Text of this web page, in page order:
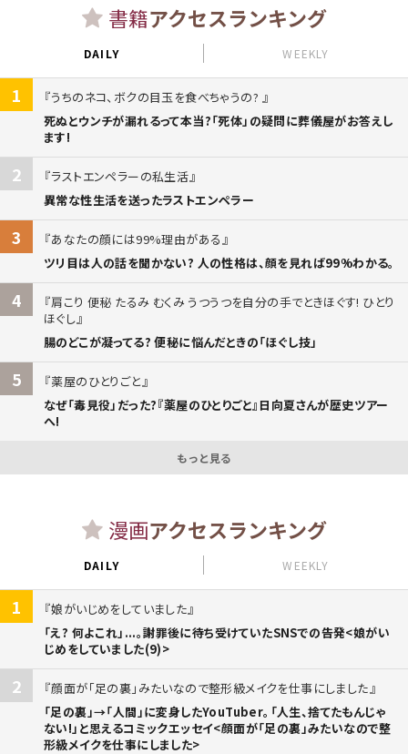
書籍アクセスランキング
DAILY WEEKLY
1
うちのネコ、ボクの目玉を食べちゃうの?
死ぬとウンチが漏れるって本当?「死体」の疑問に葬儀屋がお答えし
ます!
2
ラストエンペラーの私生活
異常な性生活を送ったラストエンペラー
3
あなたの顔には99%理由がある
ツリ目は人の話を聞かない? 人の性格は、顔を見れば99%わかる。
4
肩こり 便秘 たるみ むくみ うつうつを自分の手でときほぐす! ひとり
ほぐし
腸のどこが凝ってる? 便秘に悩んだときの「ほぐし技」
5
薬屋のひとりごと
なぜ「毒見役」だった?『薬屋のひとりごと』日向夏さんが歴史ツアー
へ!
もっと見る
漫画アクセスランキング
DAILY WEEKLY
1
娘がいじめをしていました
「え? 何よこれ」...。謝罪後に待ち受けていたSNSでの告発<娘がい
じめをしていました(9)>
2
顔面が「足の裏」みたいなので整形級メイクを仕事にしました
「足の裏」→「人間」に変身したYouTuber。「人生、捨てたもんじゃ
ない!」と思えるコミックエッセイ<顔面が「足の裏」みたいなので整
形級メイクを仕事にしました>